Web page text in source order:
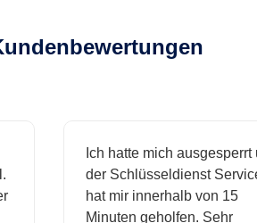
Ich hatte mich ausgesperrt
der Schlüsseldienst Service
hat mir innerhalb von 15
Minuten geholfen. Sehr